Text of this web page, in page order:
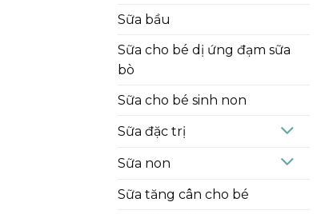
Sữa bầu
Sữa cho bé dị ứng đạm sữa
bò
Sữa cho bé sinh non
Sữa đặc trị
Sữa non
Sữa tăng cân cho bé